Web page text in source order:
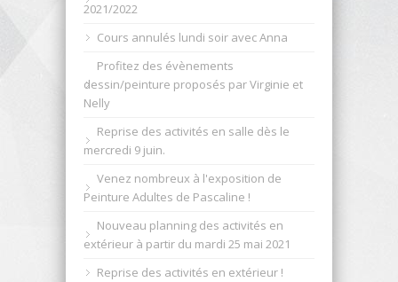
2021/2022
Cours annulés lundi soir avec Anna
Profitez des évènements
dessin/peinture proposés par Virginie et
Nelly
Reprise des activités en salle dès le
mercredi 9 juin.
Venez nombreux à l'exposition de
Peinture Adultes de Pascaline !
Nouveau planning des activités en
extérieur à partir du mardi 25 mai 2021
Reprise des activités en extérieur !